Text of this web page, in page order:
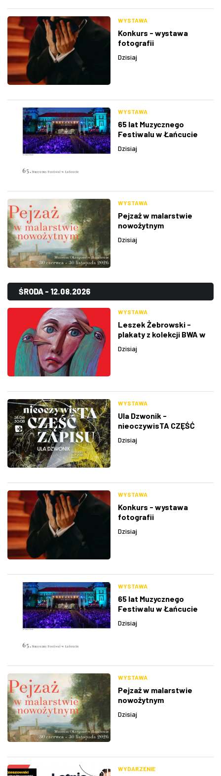
WYSTAWA
Konkurs - wystawa
fotografii
Dzisiaj
WYSTAWA
65 lat Muzycznego
Festiwalu w Łańcucie
Dzisiaj
WYSTAWA
Pejzaż w malarstwie
nowożytnym
Dzisiaj
ŚRODA - 12.08.2026
WYSTAWA
Leszek Żebrowski -
plakaty z kolekcji BWA w
Dzisiaj
WYSTAWA
Ula Dzwonik -
nieoczywisTA CZĘŚĆ
Dzisiaj
WYSTAWA
Konkurs - wystawa
fotografii
Dzisiaj
WYSTAWA
65 lat Muzycznego
Festiwalu w Łańcucie
Dzisiaj
WYSTAWA
Pejzaż w malarstwie
nowożytnym
Dzisiaj
WYDARZENIE